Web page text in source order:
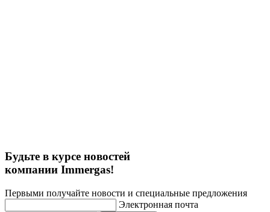
Будьте в курсе новостей
компании Immergas!
Первыми получайте новости и специальные предложения
Электронная почта